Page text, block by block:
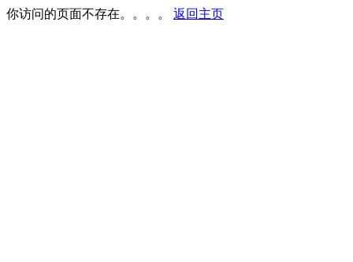
你访问的页面不存在。。。。 返回主页